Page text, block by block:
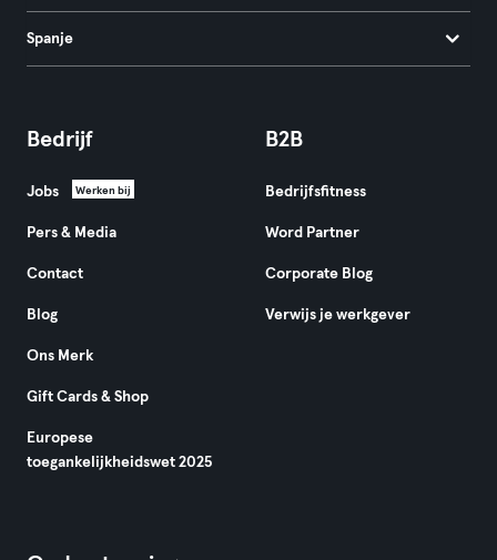
Spanje
Bedrijf
Jobs Werken bij
Pers & Media
Contact
Blog
Ons Merk
Gift Cards & Shop
Europese
toegankelijkheidswet 2025
B2B
Bedrijfsfitness
Word Partner
Corporate Blog
Verwijs je werkgever